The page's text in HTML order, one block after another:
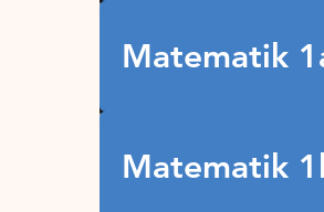
Matematik
Matematik